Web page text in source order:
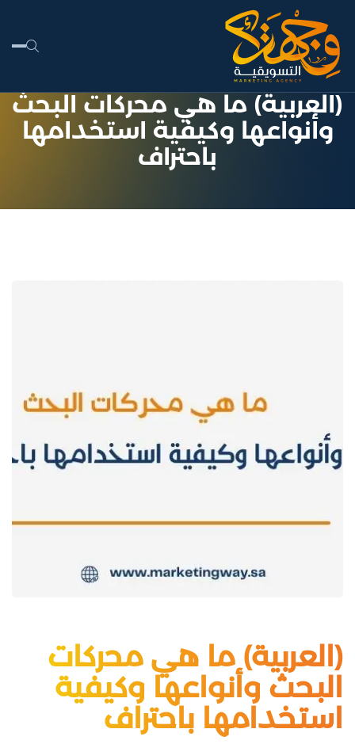
(العربية) ما هي محركات البحث
وأنواعها وكيفية استخدامها
باحتراف
(العربية) ما هي محركات
البحث وأنواعها وكيفية
استخدامها باحتراف